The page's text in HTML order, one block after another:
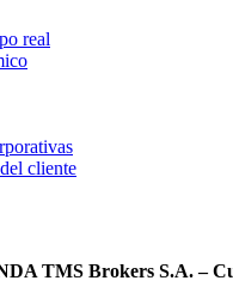
real
cliente
TMS Brokers S.A. –